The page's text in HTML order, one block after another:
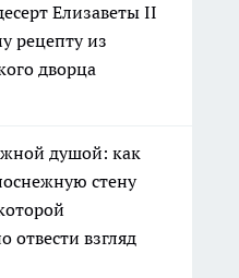
Елизаветы II
рецепту из
дворца
душой: как
стену
отвести взгляд